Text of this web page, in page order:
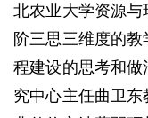
北农业大学资源
阶三思三维度的
程建设的思考和
究中心主任曲卫